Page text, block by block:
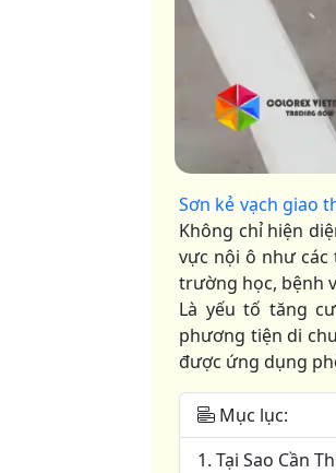
Sơn kẻ vạch giao
Không chỉ hiện
vực nội ô như
trường học, bệnh
Là yếu tố tăng
phương tiện di
được ứng dụng
Mục lục:
1. Tại Sao Cần